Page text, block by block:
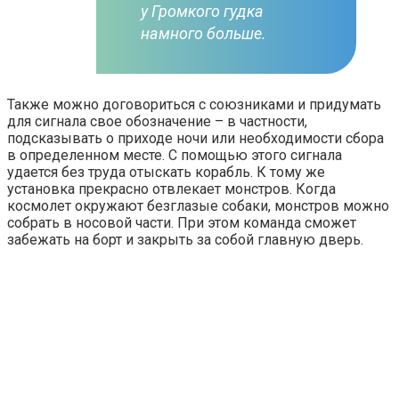
у Громкого гудка
намного больше.
Также можно договориться с союзниками и придумать
для сигнала свое обозначение – в частности,
подсказывать о приходе ночи или необходимости сбора
в определенном месте. С помощью этого сигнала
удается без труда отыскать корабль. К тому же
установка прекрасно отвлекает монстров. Когда
космолет окружают безглазые собаки, монстров можно
собрать в носовой части. При этом команда сможет
забежать на борт и закрыть за собой главную дверь.